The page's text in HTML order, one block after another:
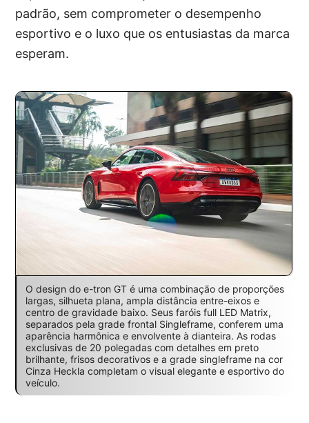
padrão, sem comprometer o desempenho
esportivo e o luxo que os entusiastas da marca
esperam.
O design do e-tron GT é uma combinação de proporções
largas, silhueta plana, ampla distância entre-eixos e
centro de gravidade baixo. Seus faróis full LED Matrix,
separados pela grade frontal Singleframe, conferem uma
aparência harmônica e envolvente à dianteira. As rodas
exclusivas de 20 polegadas com detalhes em preto
brilhante, frisos decorativos e a grade singleframe na cor
Cinza Heckla completam o visual elegante e esportivo do
veículo.